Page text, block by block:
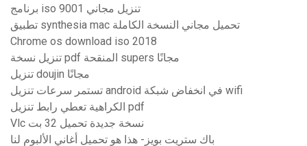
برنامج iso 9001 تنزيل مجاني
تطبيق synthesia mac تحميل مجاني النسخة الكاملة
Chrome os download iso 2018
تنزيل نسخة pdf المنقحة supers مجانًا
تنزيل doujin مجانًا
تستمر سرعات تنزيل android في انخفاض شبكة wifi
الكراهية تعطي رابط تنزيل pdf
Vlc نسخة جديدة تحميل 32 بت
باك ستريت بويز- هذا هو تحميل أغاني الألبوم لنا